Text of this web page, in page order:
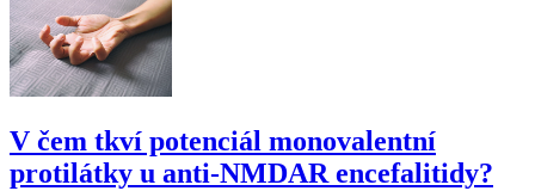
V čem tkví potenciál monovalentní
protilátky u anti-NMDAR encefalitidy?